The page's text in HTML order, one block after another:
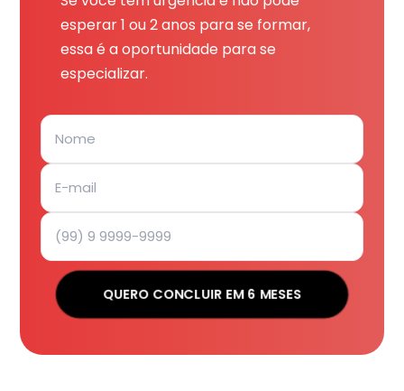
esperar 1 ou 2 anos para se formar,
essa é a oportunidade para se
especializar.
QUERO CONCLUIR EM 6 MESES